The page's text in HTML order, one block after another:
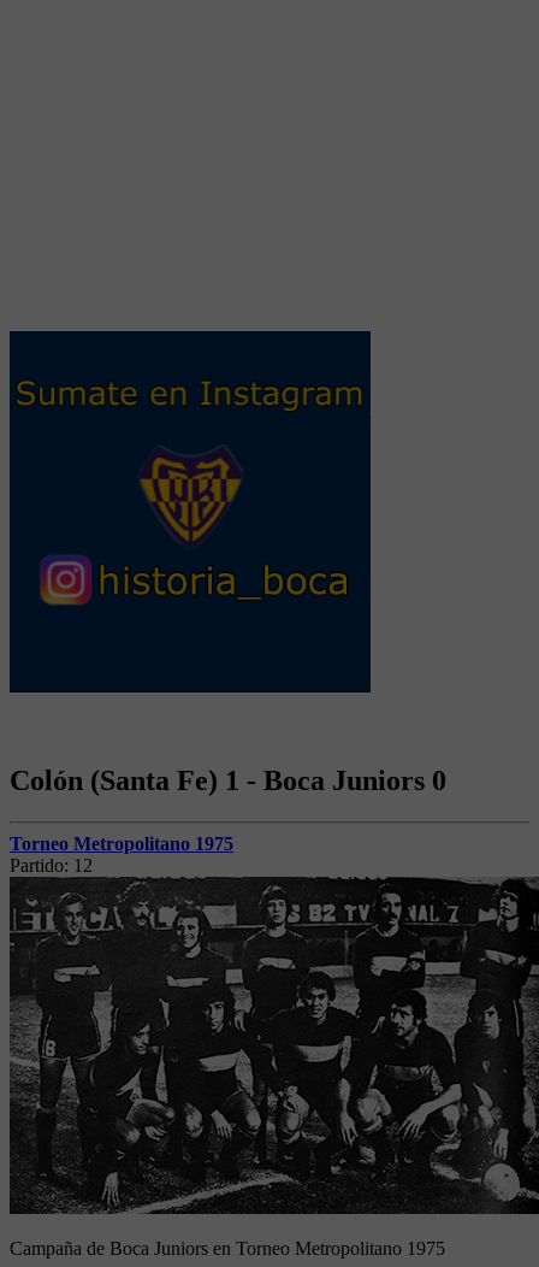
Colón (Santa Fe) 1 - Boca Juniors 0
Torneo Metropolitano 1975
Partido: 12
Campaña de Boca Juniors en Torneo Metropolitano 1975